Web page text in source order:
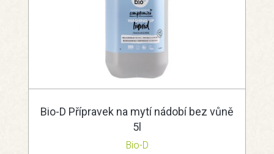
Bio-D Přípravek na mytí nádobí bez vůně
5l
Bio-D